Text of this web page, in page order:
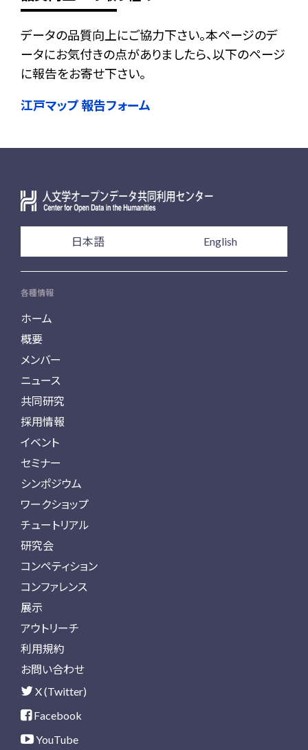
データの品質向上にご協力下さい。本ページのデ
ータにお気付きの点がありましたら、以下のページ
に報告をお寄せ下さい。
江戸マップ 報告フォーム
日本語 English
各種情報
ホーム
概要
メンバー
ニュース
共同研究
採用情報
イベント
セミナー
シンポジウム
ワークショップ
チュートリアル
研究会
コンペティション
コンファレンス
展示
アウトリーチ
利用規約
お問い合わせ
X (Twitter)
Facebook
YouTube